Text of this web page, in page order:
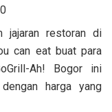
jajaran restoran di
can eat buat para
Ah! Bogor ini
harga yang